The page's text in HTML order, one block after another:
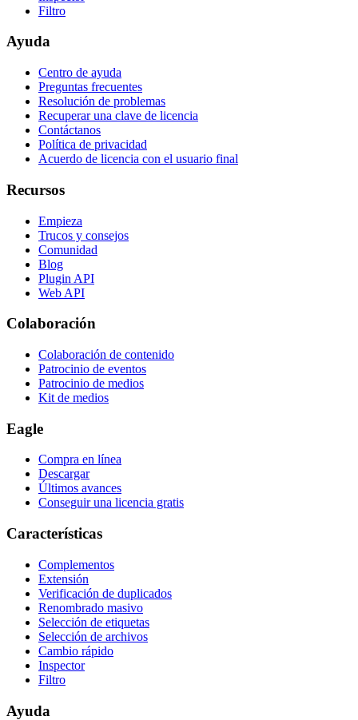
Filtro
Ayuda
Centro de ayuda
Preguntas frecuentes
Resolución de problemas
Recuperar una clave de licencia
Contáctanos
Política de privacidad
Acuerdo de licencia con el usuario final
Recursos
Empieza
Trucos y consejos
Comunidad
Blog
Plugin API
Web API
Colaboración
Colaboración de contenido
Patrocinio de eventos
Patrocinio de medios
Kit de medios
Eagle
Compra en línea
Descargar
Últimos avances
Conseguir una licencia gratis
Características
Complementos
Extensión
Verificación de duplicados
Renombrado masivo
Selección de etiquetas
Selección de archivos
Cambio rápido
Inspector
Filtro
Ayuda